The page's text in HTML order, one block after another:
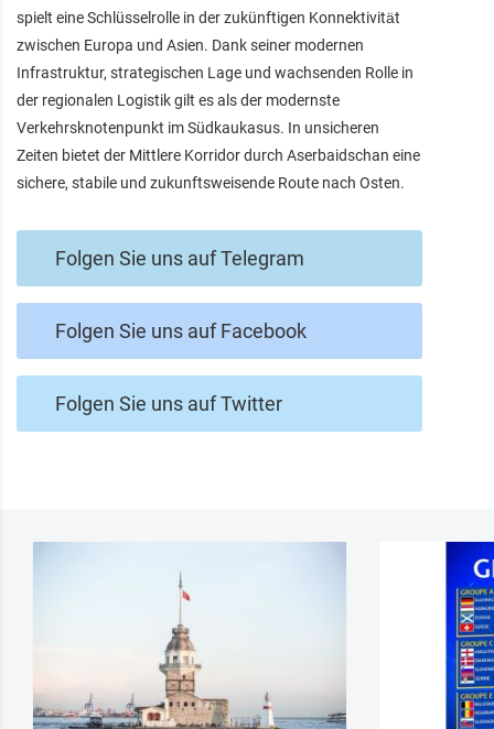
spielt eine Schlüsselrolle in der zukünftigen Konnektivität
zwischen Europa und Asien. Dank seiner modernen
Infrastruktur, strategischen Lage und wachsenden Rolle in
der regionalen Logistik gilt es als der modernste
Verkehrsknotenpunkt im Südkaukasus. In unsicheren
Zeiten bietet der Mittlere Korridor durch Aserbaidschan eine
sichere, stabile und zukunftsweisende Route nach Osten.
Folgen Sie uns auf Telegram
Folgen Sie uns auf Facebook
Folgen Sie uns auf Twitter